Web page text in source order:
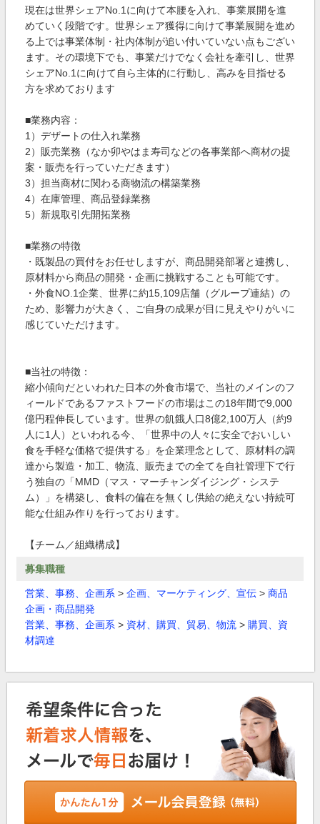
現在は世界シェアNo.1に向けて本腰を入れ、事業展開を進
めていく段階です。世界シェア獲得に向けて事業展開を進め
る上では事業体制・社内体制が追い付いていない点もござい
ます。その環境下でも、事業だけでなく会社を牽引し、世界
シェアNo.1に向けて自ら主体的に行動し、高みを目指せる
方を求めております
■業務内容：
1）デザートの仕入れ業務
2）販売業務（なか卯やはま寿司などの各事業部へ商材の提
案・販売を行っていただきます）
3）担当商材に関わる商物流の構築業務
4）在庫管理、商品登録業務
5）新規取引先開拓業務
■業務の特徴
・既製品の買付をお任せしますが、商品開発部署と連携し、
原材料から商品の開発・企画に挑戦することも可能です。
・外食NO.1企業、世界に約15,109店舗（グループ連結）の
ため、影響力が大きく、ご自身の成果が目に見えやりがいに
感じていただけます。
■当社の特徴：
縮小傾向だといわれた日本の外食市場で、当社のメインのフ
ィールドであるファストフードの市場はこの18年間で9,000
億円程伸長しています。世界の飢餓人口8億2,100万人（約9
人に1人）といわれる今、「世界中の人々に安全でおいしい
食を手軽な価格で提供する」を企業理念として、原材料の調
達から製造・加工、物流、販売までの全てを自社管理下で行
う独自の「MMD（マス・マーチャンダイジング・システ
ム）」を構築し、食料の偏在を無くし供給の絶えない持続可
能な仕組み作りを行っております。
【チーム／組織構成】
募集職種
営業、事務、企画系 > 企画、マーケティング、宣伝 > 商品
企画・商品開発
営業、事務、企画系 > 資材、購買、貿易、物流 > 購買、資
材調達